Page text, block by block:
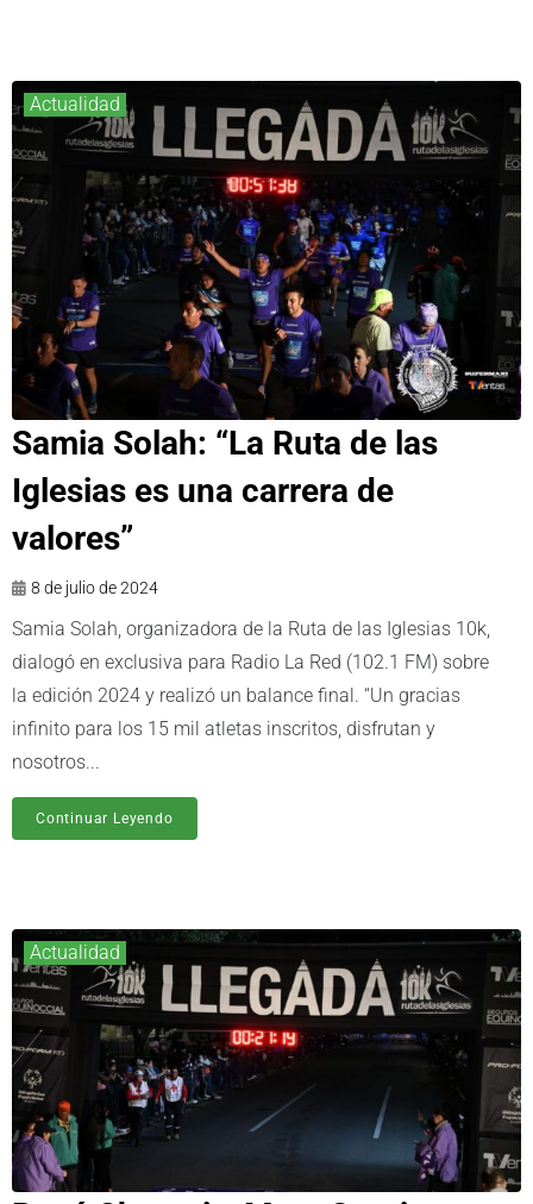
Actualidad
Samia Solah: “La Ruta de las
Iglesias es una carrera de
valores”
8 de julio de 2024
Samia Solah, organizadora de la Ruta de las Iglesias 10k,
dialogó en exclusiva para Radio La Red (102.1 FM) sobre
la edición 2024 y realizó un balance final. “Un gracias
infinito para los 15 mil atletas inscritos, disfrutan y
nosotros...
Continuar Leyendo
Actualidad